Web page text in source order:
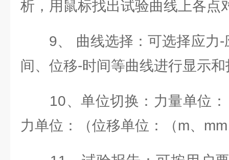
析，用鼠标找出试验曲线上各点
9、 曲线选择：可选择应力-
间、位移-时间等曲线进行显示
10、单位切换：力量单位：
力单位：（位移单位：（m、